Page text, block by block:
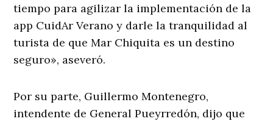
tiempo para agilizar la implementación de la
app CuidAr Verano y darle la tranquilidad al
turista de que Mar Chiquita es un destino
seguro», aseveró.
Por su parte, Guillermo Montenegro,
intendente de General Pueyrredón, dijo que